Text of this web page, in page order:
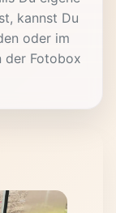
kannst Du
oder im
der Fotobox